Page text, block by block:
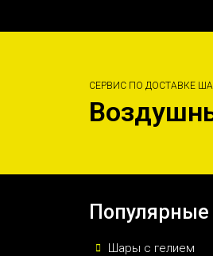
СЕРВИС ПО ДОСТАВКЕ
Популярные
Шары с гелием